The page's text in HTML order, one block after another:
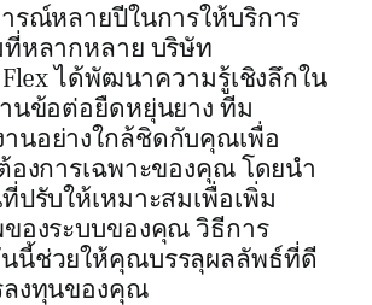
รณ์หลายปีในการให้บริการ
หลากหลาย บริษัท
Flex ได้พัฒนาความรู้เชิงลึกใน
นข้อต่อยืดหยุ่นยาง ทีม
นอย่างใกล้ชิดกับคุณเพื่อ
องการเฉพาะของคุณ โดยนำ
ปรับให้เหมาะสมเพื่อเพิ่ม
องระบบของคุณ วิธีการ
นี้ช่วยให้คุณบรรลุผลลัพธ์ที่ดี
งทุนของคุณ